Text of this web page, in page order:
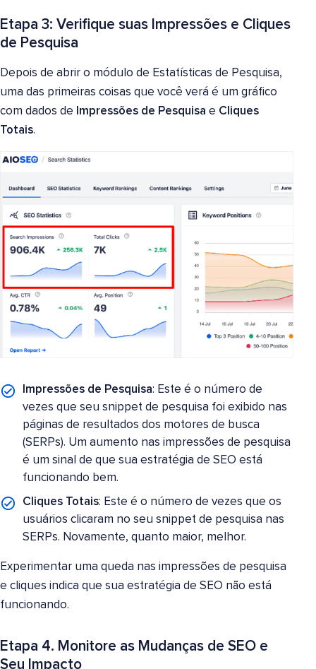
Etapa 3: Verifique suas Impressões e Cliques
de Pesquisa
Depois de abrir o módulo de Estatísticas de Pesquisa,
uma das primeiras coisas que você verá é um gráfico
com dados de Impressões de Pesquisa e Cliques
Totais.
Impressões de Pesquisa: Este é o número de
vezes que seu snippet de pesquisa foi exibido nas
páginas de resultados dos motores de busca
(SERPs). Um aumento nas impressões de pesquisa
é um sinal de que sua estratégia de SEO está
funcionando bem.
Cliques Totais: Este é o número de vezes que os
usuários clicaram no seu snippet de pesquisa nas
SERPs. Novamente, quanto maior, melhor.
Experimentar uma queda nas impressões de pesquisa
e cliques indica que sua estratégia de SEO não está
funcionando.
Etapa 4. Monitore as Mudanças de SEO e
Seu Impacto